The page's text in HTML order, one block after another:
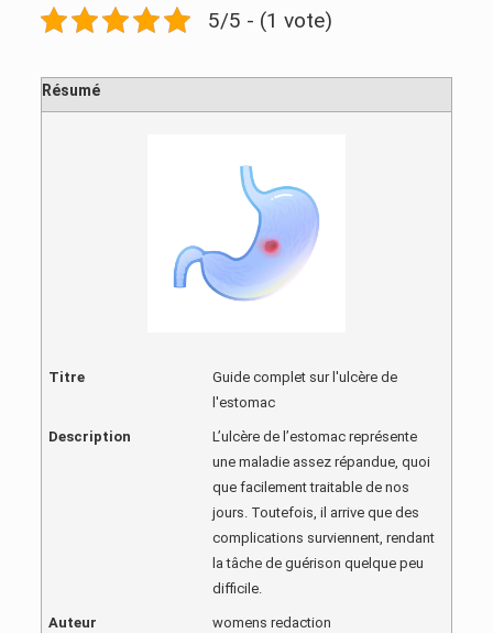
5/5 - (1 vote)
Résumé
Titre
Guide complet sur l'ulcère de
l'estomac
Description
L’ulcère de l’estomac représente
une maladie assez répandue, quoi
que facilement traitable de nos
jours. Toutefois, il arrive que des
complications surviennent, rendant
la tâche de guérison quelque peu
difficile.
Auteur womens redaction